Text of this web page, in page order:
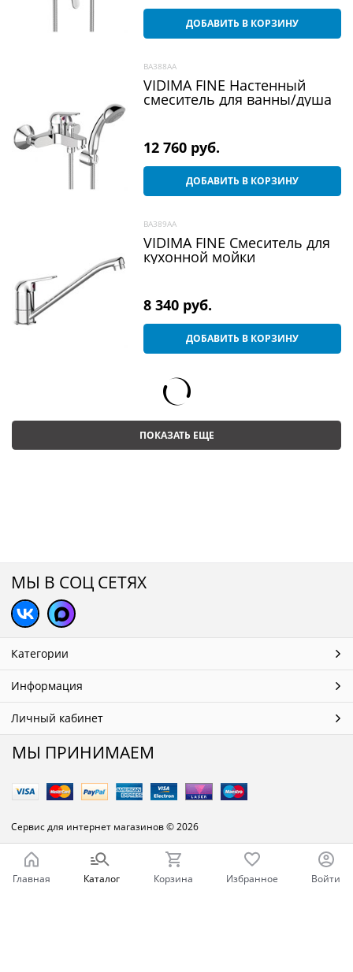
ДОБАВИТЬ В КОРЗИНУ
BA388AA
VIDIMA FINE Настенный
смеситель для ванны/душа
12 760 руб.
ДОБАВИТЬ В КОРЗИНУ
BA389AA
VIDIMA FINE Смеситель для
кухонной мойки
8 340 руб.
ДОБАВИТЬ В КОРЗИНУ
ПОКАЗАТЬ ЕЩЕ
МЫ В СОЦ СЕТЯХ
Категории
Информация
Личный кабинет
МЫ ПРИНИМАЕМ
Сервис для интернет магазинов© 2026
Главная Каталог Корзина Избранное Войти